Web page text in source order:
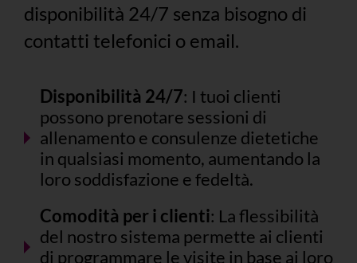
disponibilità 24/7 senza bisogno di
contatti telefonici o email.
Disponibilità 24/7: I tuoi clienti
possono prenotare sessioni di
allenamento e consulenze dietetiche
in qualsiasi momento, aumentando la
loro soddisfazione e fedeltà.
Comodità per i clienti: La flessibilità
del nostro sistema permette ai clienti
di programmare le visite in base ai loro